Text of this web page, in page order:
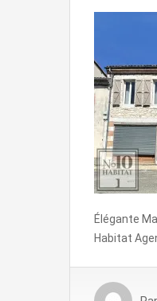
Élégante
Habitat